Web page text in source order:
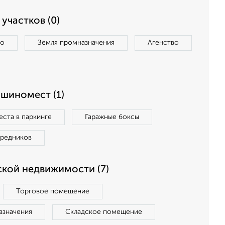
(0)
Земля промназначения Агенство
(1)
в паркинге Гаражные боксы
недвижимости (7)
Торговое помещение
Складское помещение